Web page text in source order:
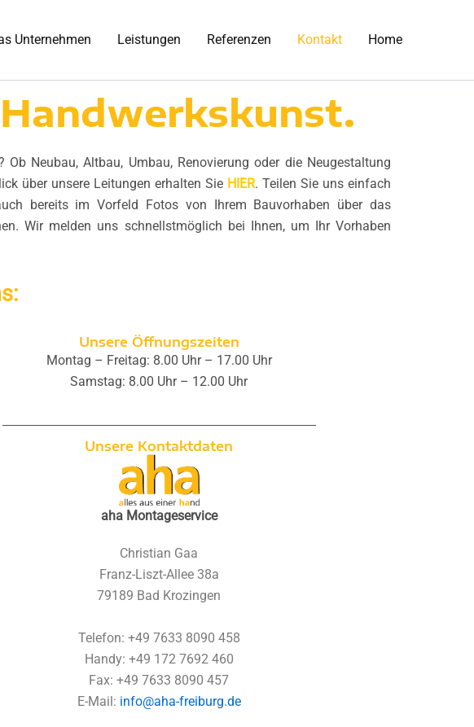
Unternehmen Leistungen Referenzen Kontakt Home
Ob Neubau, Altbau, Umbau, Renovierung oder die Neugestaltung
über unsere Leitungen erhalten Sie HIER. Teilen Sie uns einfach
bereits im Vorfeld Fotos von Ihrem Bauvorhaben über das
Wir melden uns schnellstmöglich bei Ihnen, um Ihr Vorhaben
Unsere Öffnungszeiten
Montag – Freitag: 8.00 Uhr – 17.00 Uhr
Samstag: 8.00 Uhr – 12.00 Uhr
Unsere Kontaktdaten
aha Montageservice
Christian Gaa
Franz-Liszt-Allee 38a
79189 Bad Krozingen
Telefon: +49 7633 8090 458
Handy: +49 172 7692 460
Fax: +49 7633 8090 457
E-Mail: info@aha-freiburg.de